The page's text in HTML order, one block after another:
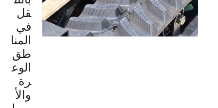
قل
في
المنا
طق
الوع
رة
والأ